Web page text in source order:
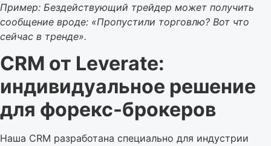
Пример: Бездействующий трейдер может получить
сообщение вроде: «Пропустили торговлю? Вот что
сейчас в тренде».
CRM от Leverate:
индивидуальное решение
для форекс-брокеров
Наша CRM разработана специально для индустрии